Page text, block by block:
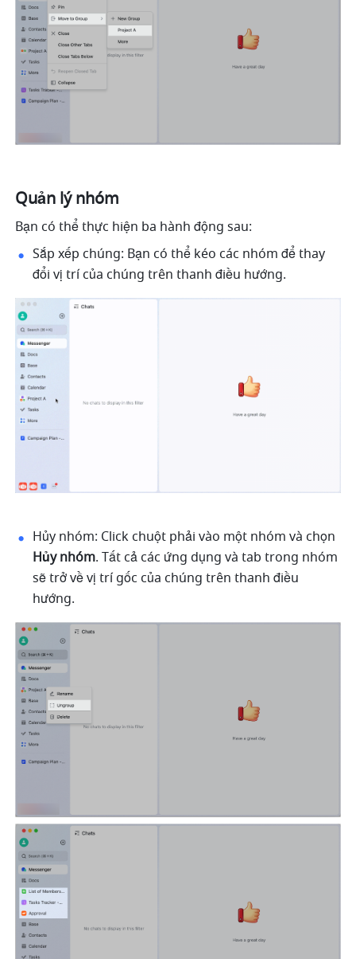
Quản lý nhóm
Bạn có thể thực hiện ba hành động sau:
Sắp xếp chúng: Bạn có thể kéo các nhóm để thay
đổi vị trí của chúng trên thanh điều hướng.
Hủy nhóm. Tất cả các ứng dụng và tab trong nhóm
sẽ trở về vị trí gốc của chúng trên thanh điều
hướng.